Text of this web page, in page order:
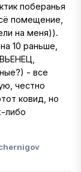
поберанья
помещение,
на меня)).
10 раньше,
- все
честно
ковид, но
либо